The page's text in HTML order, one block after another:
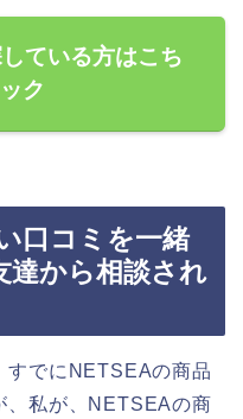
ている方はこち
ク
口コミを一緒
達から相談され
すでにNETSEAの商品
、私が、NETSEAの商